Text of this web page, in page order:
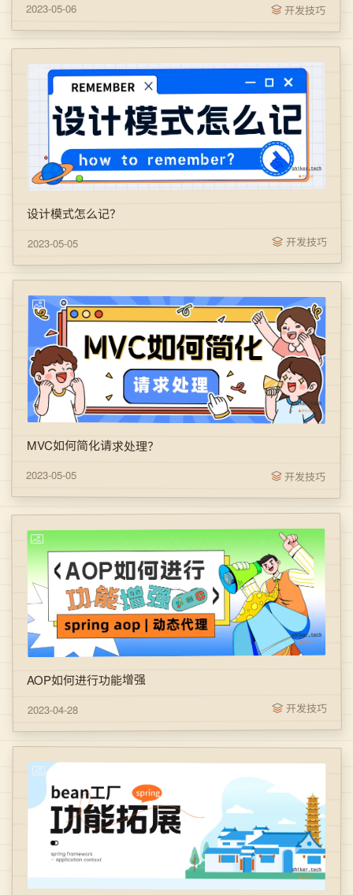
2023-05-06 开发技巧
设计模式怎么记？
2023-05-05 开发技巧
MVC如何简化请求处理？
2023-05-05 开发技巧
AOP如何进行功能增强
2023-04-28 开发技巧